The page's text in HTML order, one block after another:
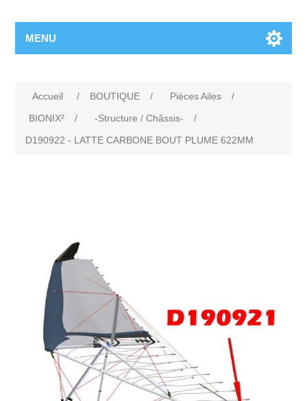
MENU
Accueil / BOUTIQUE / Pièces Ailes
/
BIONIX²
/ -Structure / Châssis-
/
D190922 - LATTE CARBONE BOUT PLUME 622MM